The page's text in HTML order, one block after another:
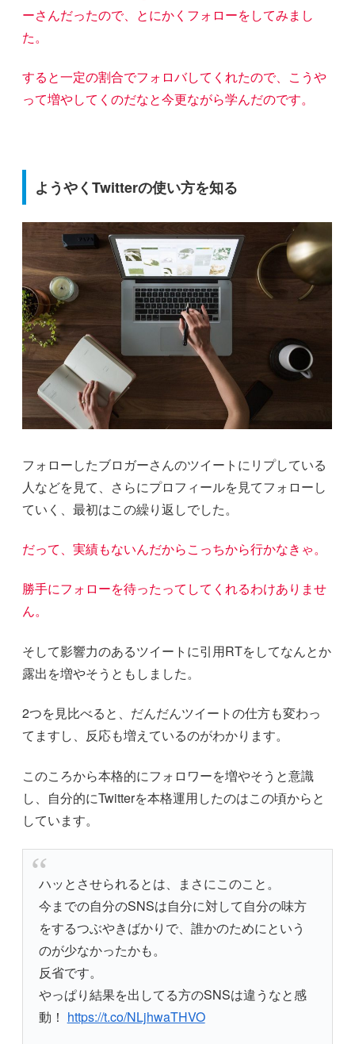
ーさんだったので、とにかくフォローをしてみまし
た。
すると一定の割合でフォロバしてくれたので、こうや
って増やしてくのだなと今更ながら学んだのです。
ようやくTwitterの使い方を知る
フォローしたブロガーさんのツイートにリプしている
人などを見て、さらにプロフィールを見てフォローし
ていく、最初はこの繰り返しでした。
だって、実績もないんだからこっちから行かなきゃ。
勝手にフォローを待ったってしてくれるわけありませ
ん。
そして影響力のあるツイートに引用RTをしてなんとか
露出を増やそうともしました。
2つを見比べると、だんだんツイートの仕方も変わっ
てますし、反応も増えているのがわかります。
このころから本格的にフォロワーを増やそうと意識
し、自分的にTwitterを本格運用したのはこの頃からと
しています。
ハッとさせられるとは、まさにこのこと。
今までの自分のSNSは自分に対して自分の味方
をするつぶやきばかりで、誰かのためにという
のが少なかったかも。
反省です。
やっぱり結果を出してる方のSNSは違うなと感
動！ https://t.co/NLjhwaTHVO